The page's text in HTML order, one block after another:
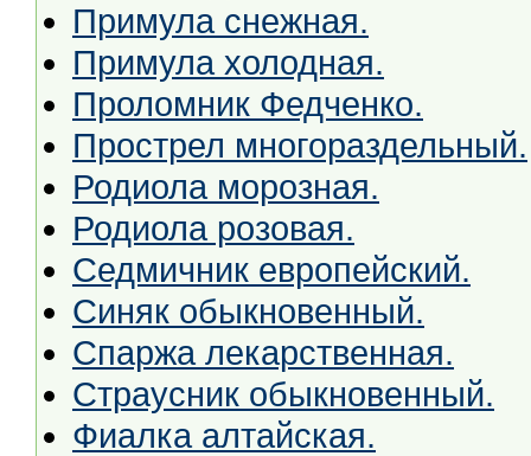
Примула снежная.
Примула холодная.
Проломник Федченко.
Прострел многораздельный.
Родиола морозная.
Родиола розовая.
Седмичник европейский.
Синяк обыкновенный.
Спаржа лекарственная.
Страусник обыкновенный.
Фиалка алтайская.